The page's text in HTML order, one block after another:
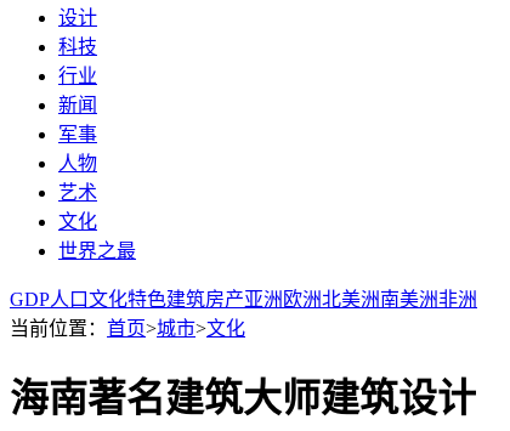
设计
科技
行业
新闻
军事
人物
艺术
文化
世界之最
GDP人口文化特色建筑房产亚洲 欧洲北美洲南美洲非洲
当前位置： 首页>城市>文化
海南著名建筑大师建筑设计